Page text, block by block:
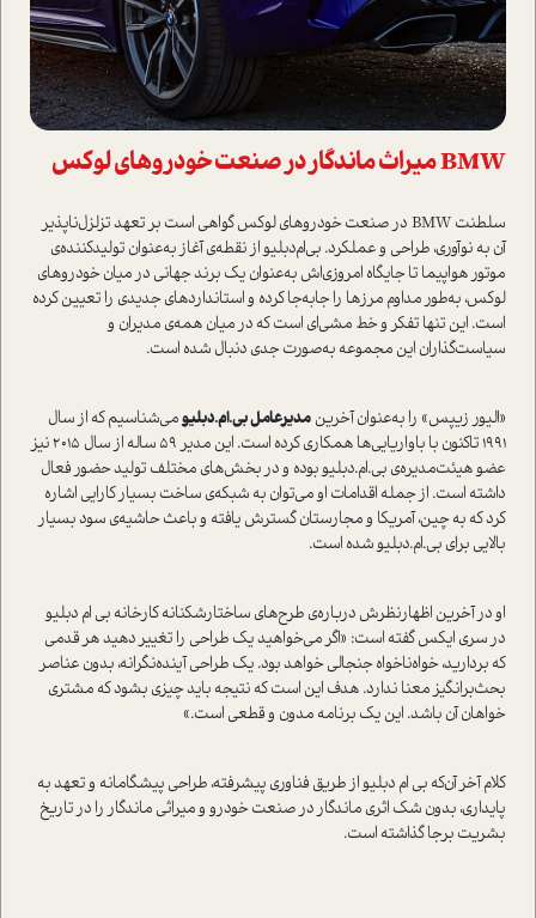
BMW میراث ماندگار در صنعت خودروهای لوکس
سلطنت BMW در صنعت خودروهای لوکس گواهی ا‌ست بر تعهد تزلزل‌ناپذیر
آن به نوآوری، طراحی و عملکرد. بی‌ام‌دبلیو از نقطه‌ی آغاز به‌عنوان تولیدکننده‌ی
موتور هواپیما تا جایگاه امروزی‌اش به‌عنوان یک برند جهانی در میان خودروهای
لوکس، به‌طور مداوم مرزها را جابه‌جا کرده و ا‌ستانداردهای جدیدی را تعیین کرده
ا‌ست. این تنها تفکر و خط مشی‌ای ا‌ست که در میان همه‌ی مدیران و
سیا‌ست‌گذاران این مجموعه به‌صورت جدی دنبال شده ا‌ست.
«الیور زیپس» را به‌عنوان آخرین مدیرعامل بی.‌ام.دبلیومی‌شناسیم که از سال
۱۹۹۱ تا‌کنون با باواریایی‌ها همکاری کرده ا‌ست. این مدیر 59 ساله از سال ۲۰۱۵ نیز
عضو هیئت‌مدیره‌ی بی.‌ام.دبلیو بوده و در بخش‌های مختلف تولید حضور فعال
داشته ا‌ست. از جمله اقدامات او می‌توان به شبکه‌ی ساخت بسیار کارایی اشاره
کرد که به چین، آمریکا و مجارستان گسترش یافته و باعث حاشیه‌ی سود بسیار
بالایی برای بی.‌ام.دبلیو شده ا‌ست.
او در آخرین اظهار‌نظرش درباره‌ی طرح‌های ساختارشکنانه کارخانه بی ام دبلیو
در سری ایکس گفته ا‌ست: «اگر می‌خواهید یک طراحی را تغییر دهید هر قدمی
که بردارید، خواه‌ناخواه جنجالی خواهد بود. یک طراحی آینده‌نگرانه‌، بدون عناصر
بحث‌برانگیز معنا ندارد. هدف این ا‌ست که نتیجه باید چیزی بشود که مشتری
خواهان آن باشد. این یک برنامه مدون و قطعی ا‌ست.»
کلام آخر آن‌که بی ام دبلیو از طریق فناوری پیشرفته، طراحی پیشگامانه و تعهد به
پایداری، بدون شک اثری ماندگار در صنعت خودرو و میراثی ماندگار را در تاریخ
بشریت برجا گذاشته ا‌ست.